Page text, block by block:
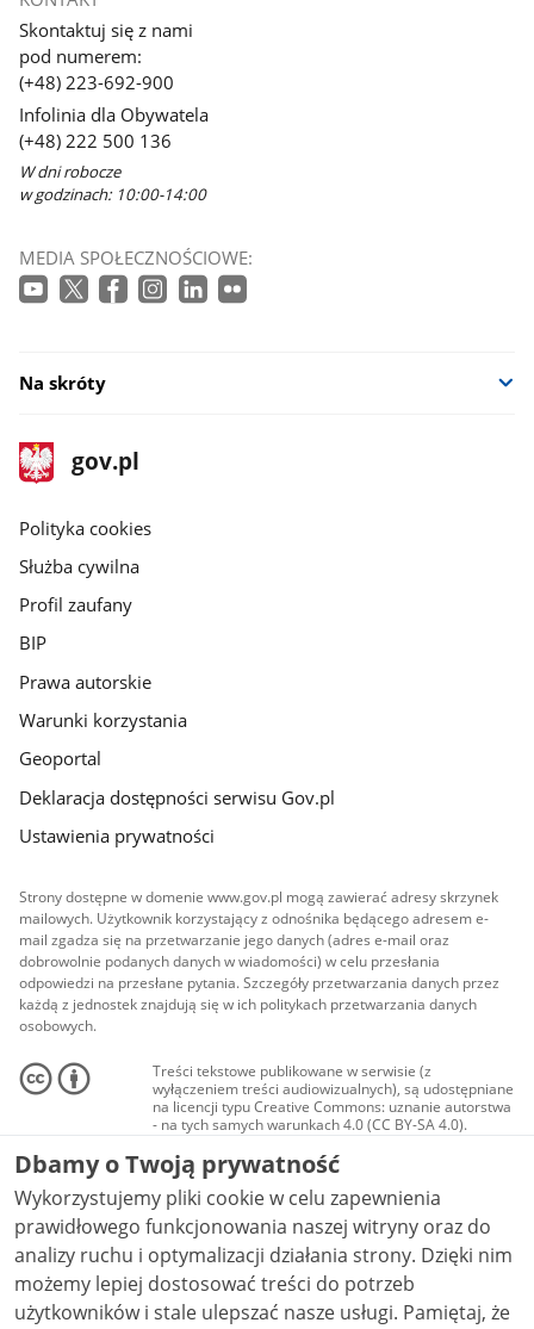
Skontaktuj się z nami
pod numerem:
(+48) 223-692-900
Infolinia dla Obywatela
(+48) 222 500 136
W dni robocze
w godzinach: 10:00-14:00
MEDIA SPOŁECZNOŚCIOWE:
Na skróty
stopka
gov.pl
Strona
gov.pl
gov.pl
Polityka cookies
Służba cywilna
Profil zaufany
BIP
Prawa autorskie
Warunki korzystania
Geoportal
Deklaracja dostępności serwisu Gov.pl
Ustawienia prywatności
Strony dostępne w domenie www.gov.pl mogą zawierać adresy skrzynek
mailowych. Użytkownik korzystający z odnośnika będącego adresem e-
mail zgadza się na przetwarzanie jego danych (adres e-mail oraz
dobrowolnie podanych danych w wiadomości) w celu przesłania
odpowiedzi na przesłane pytania. Szczegóły przetwarzania danych przez
każdą z jednostek znajdują się w ich politykach przetwarzania danych
osobowych.
Treści tekstowe publikowane w serwisie (z
wyłączeniem treści audiowizualnych), są udostępniane
na licencji typu Creative Commons: uznanie autorstwa
- na tych samych warunkach 4.0 (CC BY-SA 4.0).
Materiały audiowizualne, w tym zdjęcia, materiały
audio i wideo, są udostępniane na licencji typu
Creative Commons: uznanie autorstwa użycie
niekomercyjne - bez utworów zależnych 4.0 (CC BY-
NC-ND 4.0), o ile nie jest to stwierdzone inaczej.
Dbamy o Twoją prywatność
Wykorzystujemy pliki cookie w celu zapewnienia
prawidłowego funkcjonowania naszej witryny oraz do
analizy ruchu i optymalizacji działania strony. Dzięki nim
możemy lepiej dostosować treści do potrzeb
użytkowników i stale ulepszać nasze usługi. Pamiętaj, że